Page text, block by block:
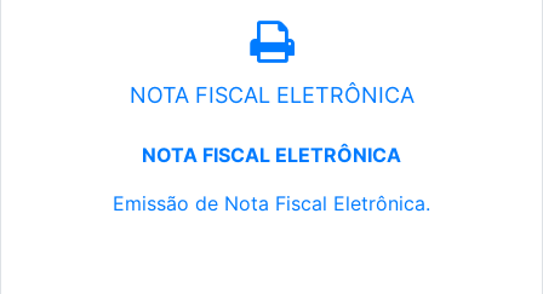
NOTA FISCAL ELETRÔNICA
NOTA FISCAL ELETRÔNICA
Emissão de Nota Fiscal Eletrônica.